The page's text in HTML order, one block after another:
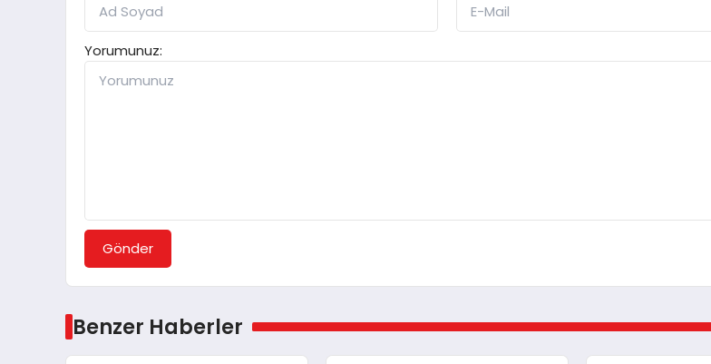
Yorumunuz:
Gönder
Benzer Haberler